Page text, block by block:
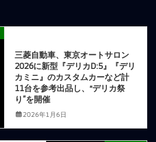
三菱自動車、東京オートサロン
2026に新型『デリカD:5』『デリ
カミニ』のカスタムカーなど計
11台を参考出品し、“デリカ祭
り”を開催
2026年1月6日